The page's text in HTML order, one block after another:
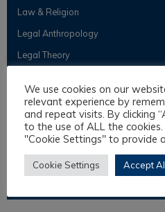
Law & Religion
Legal Anthropology
Legal Theory
Observer
News
We use cookies on our
relevant experience by
and repeat visits. By clicking
to the use of ALL the
"Cookie Settings" to provide
Cookie Settings Accept